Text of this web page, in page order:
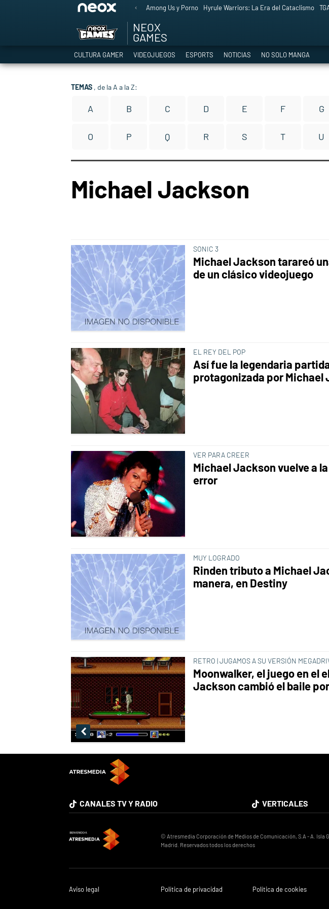
Among Us y Porno Hyrule Warriors: La Era del Cataclismo
NEOX
GAMES
CULTURA GAMER VIDEOJUEGOS ESPORTS NOTICIAS NO SOLO MANGA
TEMAS , de la A a la Z:
A B C D E F G
O P Q R S T U
Michael Jackson
SONIC 3
Michael Jackson tarareó
de un clásico videojuego
EL REY DEL POP
Así fue la legendaria
protagonizada por Michael
VER PARA CREER
Michael Jackson vuelve a
error
MUY LOGRADO
Rinden tributo a Michael
manera, en Destiny
RETRO | JUGAMOS A SU VERSIÓN
Moonwalker, el juego en el
Jackson cambió el baile
CANALES TV Y RADIO VERTICALES
© Atresmedia Corporación de Medios de Comunicación, S.A - A. Isla
Madrid. Reservados todos los derechos
Aviso legal Política de privacidad Política de cookies